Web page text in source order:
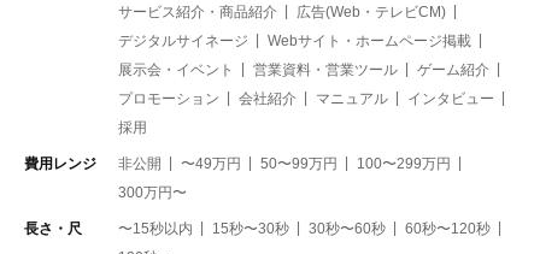
サービス紹介・商品紹介
広告(Web・テレビCM)
デジタルサイネージ
Webサイト・ホームページ掲載
展示会・イベント
営業資料・営業ツール
ゲーム紹介
プロモーション
会社紹介 マニュアル
インタビュー
採用
費用レンジ 非公開 〜49万円 50〜99万円
100〜299万円
300万円〜
長さ・尺 〜15秒以内 15秒〜30秒 30秒〜60秒
60秒〜120秒